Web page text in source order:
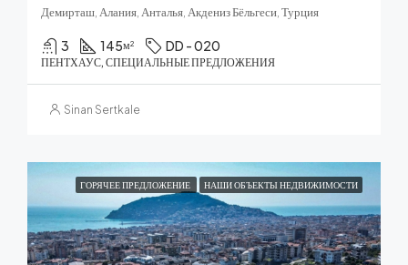
Демирташ, Алания, Анталья, Акдениз Бёльгеси, Турция
3 145м² DD - 020
ПЕНТХАУС, СПЕЦИАЛЬНЫЕ ПРЕДЛОЖЕНИЯ
Sinan Sertkale
ГОРЯЧЕЕ ПРЕДЛОЖЕНИЕ НАШИ ОБЪЕКТЫ НЕДВИЖИМОСТИ